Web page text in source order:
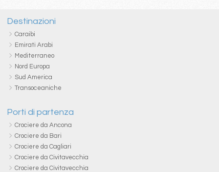
Destinazioni
Caraibi
Emirati Arabi
Mediterraneo
Nord Europa
Sud America
Transoceaniche
Porti di partenza
Crociere da Ancona
Crociere da Bari
Crociere da Cagliari
Crociere da Civitavecchia
Crociere da Civitavecchia